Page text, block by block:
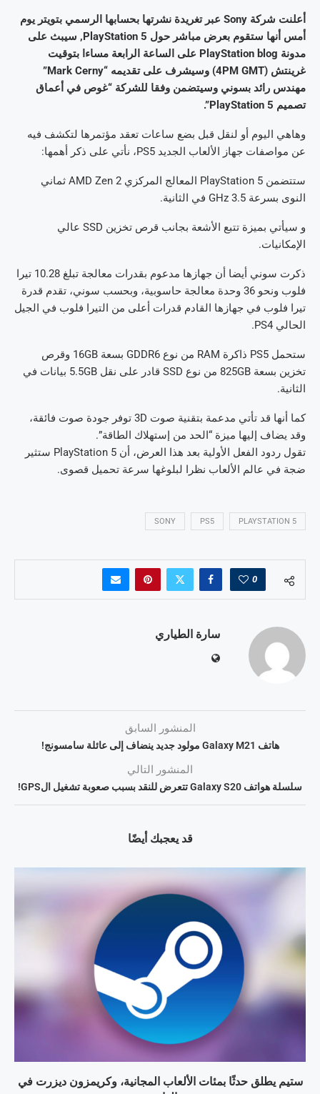
أعلنت شركة Sony عبر تغريدة نشرتها بحسابها الرسمي بتويتر يوم
أمس أنها ستقوم بعرض مباشر حول PlayStation 5, سيبث على
مدونة PlayStation blog على الساعة الرابعة مساءا بتوقيت
غرينتش (4PM GMT) وسيشرف على تقديمه “Mark Cerny”
مهندس رائد بسوني وسيتضمن وفقا للشركة “غوص في أعماق
تصميم PlayStation 5”.
وهاهي اليوم أو لنقل قبل بضع ساعات تعقد مؤتمرها لتكشف فيه
عن مواصفات جهاز الألعاب الجديد PS5، نأتي على ذكر أهمها:
ستتضمن PlayStation 5 المعالج المركزي AMD Zen 2 ثماني
النوى بسرعة 3.5 GHz في الثانية.
و سيأتي بميزة تتبع الأشعة بجانب قرص تخزين SSD عالي
الإمكانيات.
ذكرت سوني أيضا أن جهازها مدعوم بقدرات معالجة تبلغ 10.28 تيرا
فلوب ونحو 36 وحدة معالجة حاسوبية، وبحسب سوني، تقدم قدرة
تيرا فلوب في جهازها القادم قدرات أعلى من التيرا فلوب في الجيل
الحالي PS4.
ستحمل PS5 ذاكرة RAM من نوع GDDR6 بسعة 16GB وقرص
تخزين بسعة 825GB من نوع SSD قادر على نقل 5.5GB بيانات في
الثانية.
كما أنها قد تأتي مدعمة بتقنية صوت 3D توفر جودة صوت فائقة،
وقد يضاف إليها ميزة “الحد من إستهلاك الطاقة”.
تقول ردود الفعل الأولية بعد هذا العرض، أن PlayStation 5 ستثير
ضجة في عالم الألعاب نظرا لبلوغها سرعة تحميل قصوى.
PLAYSTATION 5
PS5
SONY
0
سارة الطياري
المنشور السابق
هاتف Galaxy M21 مولود جديد ينضاف إلى عائلة سامسونج!
المنشور التالي
سلسلة هواتف Galaxy S20 تتعرض للنقد بسبب صعوبة تشغيل الGPS!
قد يعجبك أيضًا
ستيم يطلق حدثًا بمئات الألعاب المجانية، وكريمزون ديزرت في